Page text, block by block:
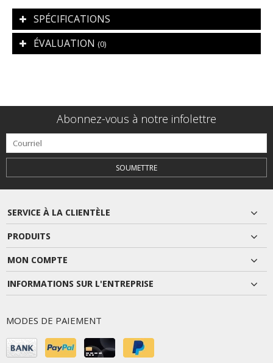
SPÉCIFICATIONS
ÉVALUATION (0)
Abonnez-vous à notre infolettre
SOUMETTRE
SERVICE À LA CLIENTÈLE
PRODUITS
MON COMPTE
INFORMATIONS SUR L'ENTREPRISE
MODES DE PAIEMENT